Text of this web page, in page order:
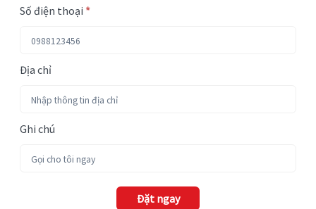
Số điện thoại *
Địa chỉ
Ghi chú
Đặt ngay